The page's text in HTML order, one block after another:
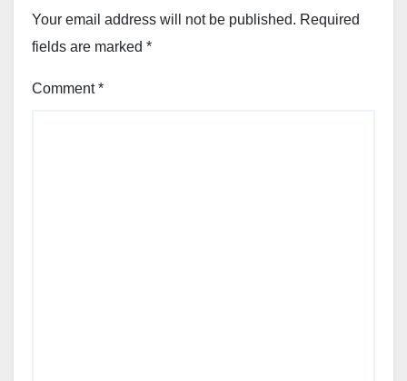
Your email address will not be published. Required
fields are marked *
Comment*